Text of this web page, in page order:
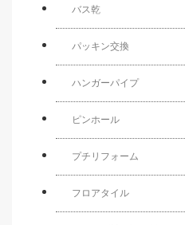
バス乾
パッキン交換
ハンガーパイプ
ピンホール
プチリフォーム
フロアタイル